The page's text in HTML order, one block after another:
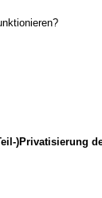
)Privatisierung